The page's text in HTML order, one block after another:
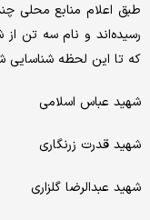
طبق اعلام منابع محلی
رسیده‌اند و نام سه تن
که تا این لحظه شناسایی
شهید عباس اسلامی
شهید قدرت زرنگاری
شهید عبدالرضا گلزاری